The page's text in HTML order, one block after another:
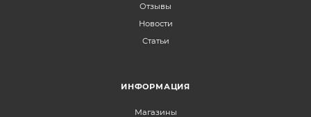
Отзывы
Новости
Статьи
ИНФОРМАЦИЯ
Магазины